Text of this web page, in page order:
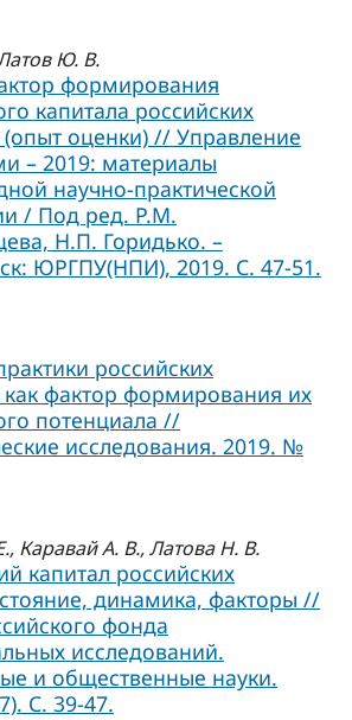
Ю. В.
формирования
капитала российских
оценки) // Управление
– 2019: материалы
научно-практической
/ Под ред. Р.М.
Н.П. Горидько. –
ЮРГПУ(НПИ), 2019. С. 47-51.
российских
как фактор формирования их
потенциала //
исследования. 2019. №
Каравай А. В., Латова Н. В.
капитал российских
динамика, факторы //
фонда
исследований.
и общественные науки.
С. 39-47.